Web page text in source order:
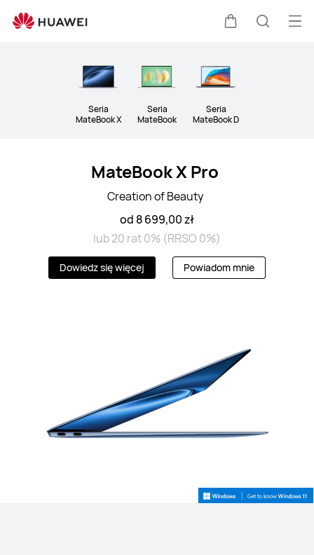
Seria
MateBook X
Seria
MateBook
Seria
MateBook D
MateBook X Pro
Creation of Beauty
od 8 699,00 zł
lub 20 rat 0% (RRSO 0%)
Dowiedz się więcej Powiadom mnie